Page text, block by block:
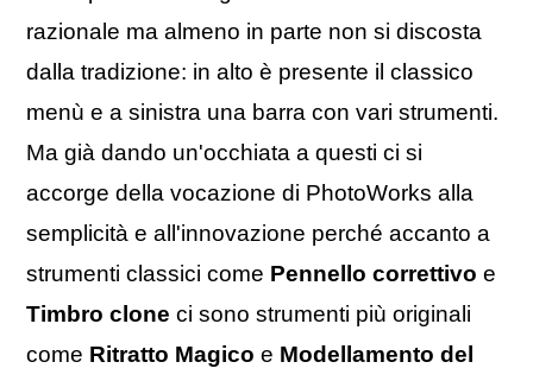
razionale ma almeno in parte non si discosta
dalla tradizione: in alto è presente il classico
menù e a sinistra una barra con vari strumenti.
Ma già dando un'occhiata a questi ci si
accorge della vocazione di PhotoWorks alla
semplicità e all'innovazione perché accanto a
strumenti classici come Pennello correttivo e
Timbro clone ci sono strumenti più originali
come Ritratto Magico e Modellamento del